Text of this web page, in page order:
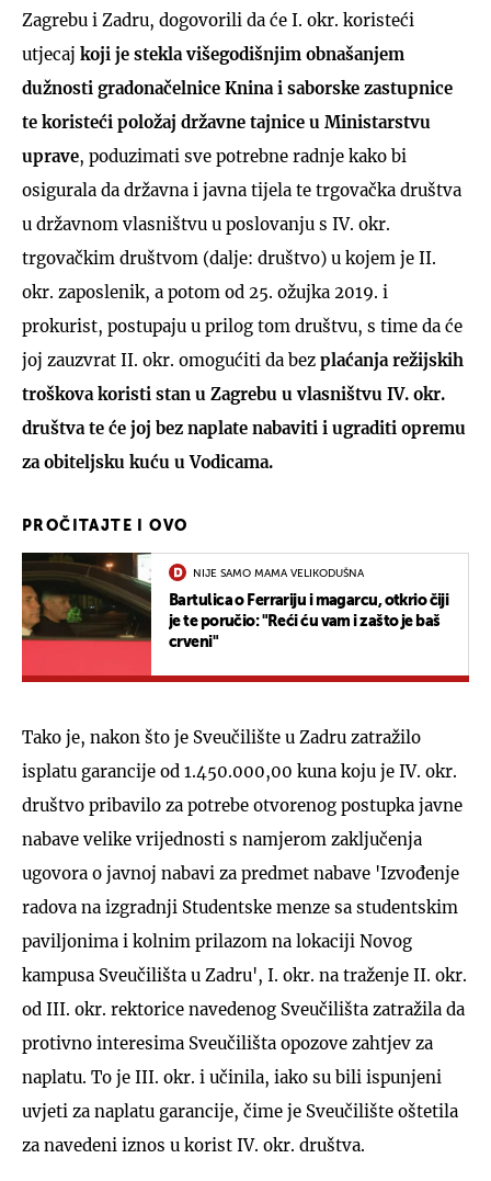
Zagrebu i Zadru, dogovorili da će I. okr. koristeći
utjecaj koji je stekla višegodišnjim obnašanjem
dužnosti gradonačelnice Knina i saborske zastupnice
te koristeći položaj državne tajnice u Ministarstvu
uprave, poduzimati sve potrebne radnje kako bi
osigurala da državna i javna tijela te trgovačka društva
u državnom vlasništvu u poslovanju s IV. okr.
trgovačkim društvom (dalje: društvo) u kojem je II.
okr. zaposlenik, a potom od 25. ožujka 2019. i
prokurist, postupaju u prilog tom društvu, s time da će
joj zauzvrat II. okr. omogućiti da bez plaćanja režijskih
troškova koristi stan u Zagrebu u vlasništvu IV. okr.
društva te će joj bez naplate nabaviti i ugraditi opremu
za obiteljsku kuću u Vodicama.
PROČITAJTE I OVO
NIJE SAMO MAMA VELIKODUŠNA
Bartulica o Ferrariju i magarcu, otkrio čiji
je te poručio: "Reći ću vam i zašto je baš
crveni"
Tako je, nakon što je Sveučilište u Zadru zatražilo
isplatu garancije od 1.450.000,00 kuna koju je IV. okr.
društvo pribavilo za potrebe otvorenog postupka javne
nabave velike vrijednosti s namjerom zaključenja
ugovora o javnoj nabavi za predmet nabave 'Izvođenje
radova na izgradnji Studentske menze sa studentskim
paviljonima i kolnim prilazom na lokaciji Novog
kampusa Sveučilišta u Zadru', I. okr. na traženje II. okr.
od III. okr. rektorice navedenog Sveučilišta zatražila da
protivno interesima Sveučilišta opozove zahtjev za
naplatu. To je III. okr. i učinila, iako su bili ispunjeni
uvjeti za naplatu garancije, čime je Sveučilište oštetila
za navedeni iznos u korist IV. okr. društva.